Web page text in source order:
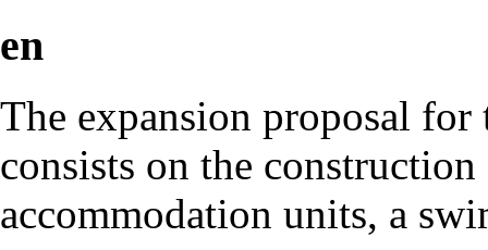
en
The expansion proposal
consists on the
accommodation units, a